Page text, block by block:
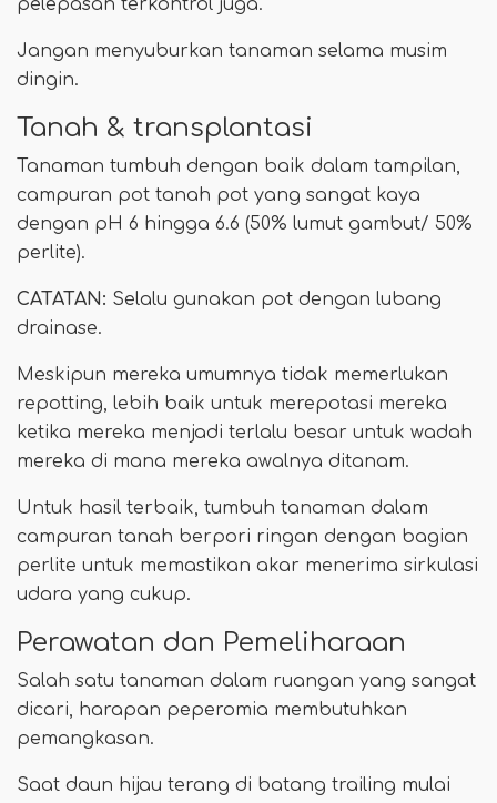
pelepasan terkontrol juga.
Jangan menyuburkan tanaman selama musim
dingin.
Tanah & transplantasi
Tanaman tumbuh dengan baik dalam tampilan,
campuran pot tanah pot yang sangat kaya
dengan pH 6 hingga 6.6 (50% lumut gambut/ 50%
perlite).
CATATAN: Selalu gunakan pot dengan lubang
drainase.
Meskipun mereka umumnya tidak memerlukan
repotting, lebih baik untuk merepotasi mereka
ketika mereka menjadi terlalu besar untuk wadah
mereka di mana mereka awalnya ditanam.
Untuk hasil terbaik, tumbuh tanaman dalam
campuran tanah berpori ringan dengan bagian
perlite untuk memastikan akar menerima sirkulasi
udara yang cukup.
Perawatan dan Pemeliharaan
Salah satu tanaman dalam ruangan yang sangat
dicari, harapan peperomia membutuhkan
pemangkasan.
Saat daun hijau terang di batang trailing mulai